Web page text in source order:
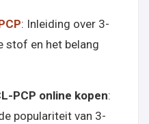
: Inleiding over 3-
stof en het belang
PCP online kopen:
populariteit van 3-